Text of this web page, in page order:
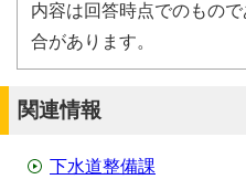
内容は回答時点でのもの
合があります。
関連情報
下水道整備課